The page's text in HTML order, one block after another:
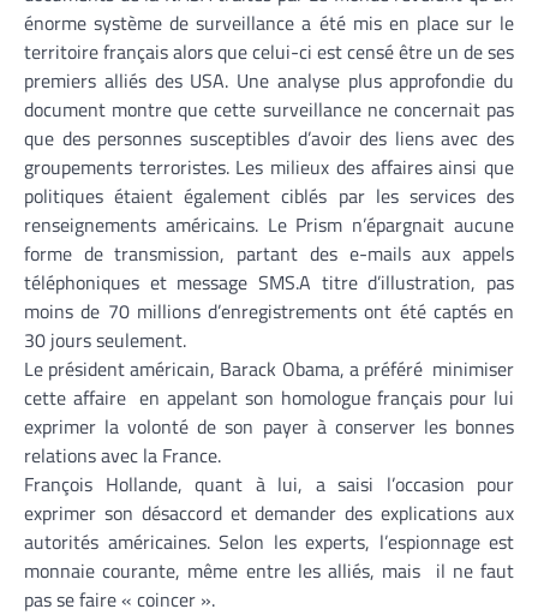
énorme système de surveillance a été mis en place sur le
territoire français alors que celui-ci est censé être un de ses
premiers alliés des USA. Une analyse plus approfondie du
document montre que cette surveillance ne concernait pas
que des personnes susceptibles d’avoir des liens avec des
groupements terroristes. Les milieux des affaires ainsi que
politiques étaient également ciblés par les services des
renseignements américains. Le Prism n’épargnait aucune
forme de transmission, partant des e-mails aux appels
téléphoniques et message SMS.A titre d’illustration, pas
moins de 70 millions d’enregistrements ont été captés en
30 jours seulement.
Le président américain, Barack Obama, a préféré minimiser
cette affaire en appelant son homologue français pour lui
exprimer la volonté de son payer à conserver les bonnes
relations avec la France.
François Hollande, quant à lui, a saisi l’occasion pour
exprimer son désaccord et demander des explications aux
autorités américaines. Selon les experts, l’espionnage est
monnaie courante, même entre les alliés, mais il ne faut
pas se faire « coincer ».